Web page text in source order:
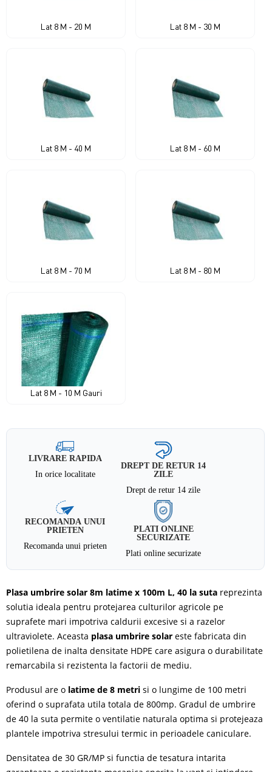
Lat 8 M - 20 M Lat 8 M - 30 M
Lat 8 M - 40 M Lat 8 M - 60 M
Lat 8 M - 70 M Lat 8 M - 80 M
Lat 8 M - 10 M Gauri
LIVRARE RAPIDA
In orice localitate
DREPT DE RETUR 14
ZILE
Drept de retur 14 zile
RECOMANDA UNUI
PRIETEN
Recomanda unui prieten
PLATI ONLINE
SECURIZATE
Plati online securizate
Plasa umbrire solar 8m latime x 100m L, 40 la suta reprezinta
solutia ideala pentru protejarea culturilor agricole pe
suprafete mari impotriva caldurii excesive si a razelor
ultraviolete. Aceasta plasa umbrire solar este fabricata din
polietilena de inalta densitate HDPE care asigura o durabilitate
remarcabila si rezistenta la factorii de mediu.
Produsul are o latime de 8 metri si o lungime de 100 metri
oferind o suprafata utila totala de 800mp. Gradul de umbrire
de 40 la suta permite o ventilatie naturala optima si protejeaza
plantele impotriva stresului termic in perioadele caniculare.
Densitatea de 30 GR/MP si functia de tesatura intarita